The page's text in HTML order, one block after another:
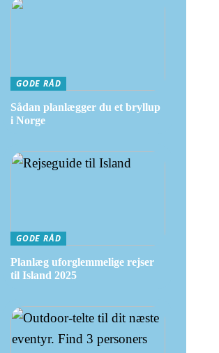
GODE RÅD
Sådan planlægger du et bryllup
i Norge
GODE RÅD
Planlæg uforglemmelige rejser
til Island 2025